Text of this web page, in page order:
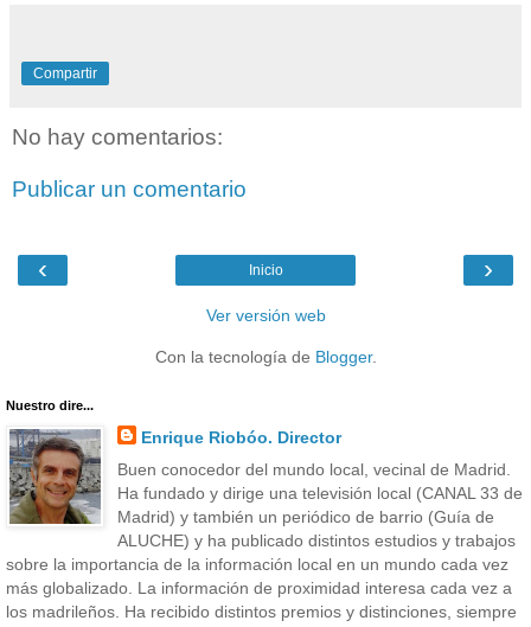
Compartir
No hay comentarios:
Publicar un comentario
‹ ›
Inicio
Ver versión web
Con la tecnología de Blogger.
Nuestro dire...
Enrique Riobóo. Director
Buen conocedor del mundo local, vecinal de Madrid.
Ha fundado y dirige una televisión local (CANAL 33 de
Madrid) y también un periódico de barrio (Guía de
ALUCHE) y ha publicado distintos estudios y trabajos
sobre la importancia de la información local en un mundo cada vez
más globalizado. La información de proximidad interesa cada vez a
los madrileños. Ha recibido distintos premios y distinciones, siempre